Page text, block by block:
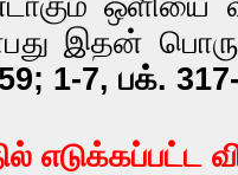
இதன்
1-7, பக்.
எடுக்கப்பட்ட